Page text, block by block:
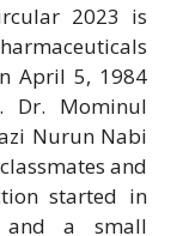
2023 is
April 5, 1984
Dr. Mominul
Nurun Nabi
and
started in
a small